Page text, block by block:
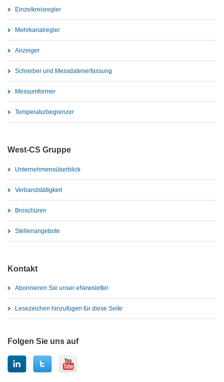
Einzelkreisregler
Mehrkanalregler
Anzeiger
Schreiber und Messdatenerfassung
Messumformer
Temperaturbegrenzer
West-CS Gruppe
Unternehmensüberblick
Verbandstätigkeit
Broschüren
Stellenangebote
Kontakt
Abonnieren Sie unser eNewsletter
Lesezeichen hinzufügen für diese Seite
Folgen Sie uns auf